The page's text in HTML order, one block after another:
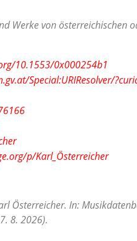
Werke von österreichischen
10.1553/0x000254b1
Special:URIResolver/
p/Karl_Österreicher
Österreicher. In:
8. 2026).